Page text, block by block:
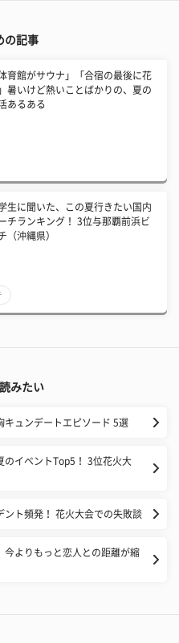
の記事
体育館がサウナ」「合宿の最後に花
暑いけど熱いことばかりの、夏の
あるある
生に聞いた、この夏行きたい国内
チランキング！ 3位与那覇前浜ビ
（沖縄県）
みたい
ュンデートエピソード 5選
のイベントTop5！ 3位花火大
ト頻発！ 花火大会での失敗談
今よりもっと恋人との距離が縮